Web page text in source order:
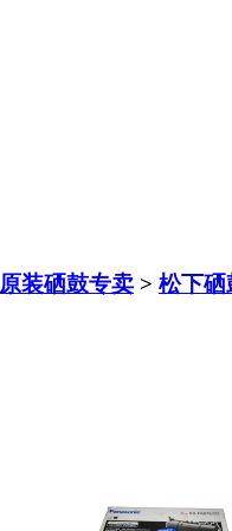
原装硒鼓专卖 > 松下硒